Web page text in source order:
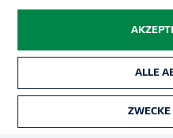
Datenschutz
Jobs
ALLE